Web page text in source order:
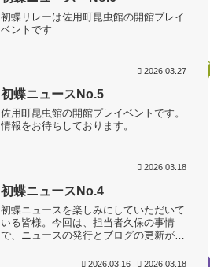
初蝶リレーは佐用町昆虫館の開館プレイ
ベントです
2026.03.27
初蝶ニュースNo.5
佐用町昆虫館の開館プレイベントです。
情報をお待ちしております。
2026.03.18
初蝶ニュースNo.4
初蝶ニュースを楽しみにしていただいて
いる皆様。今回は、担当者久保の事情
で、ニュースの発行とブログの更新が遅
す。初蝶組 アゲハチョウ登場！ アゲ
2026.03.16 2026.03.18